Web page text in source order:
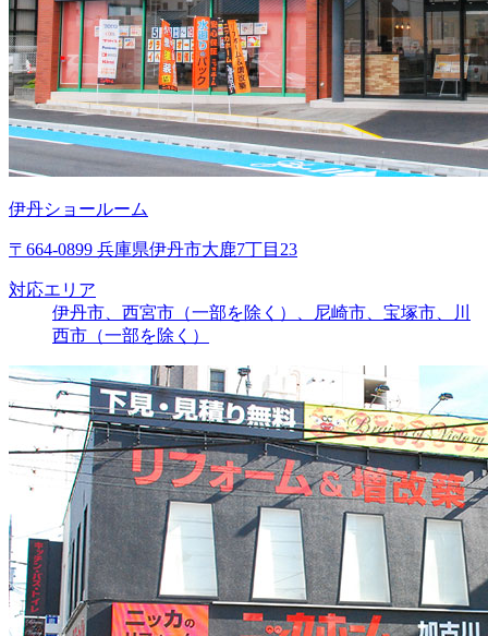
伊丹ショールーム
〒664-0899 兵庫県伊丹市大鹿7丁目23
対応エリア
伊丹市、西宮市（一部を除く）、尼崎市、宝塚市、川
西市（一部を除く）